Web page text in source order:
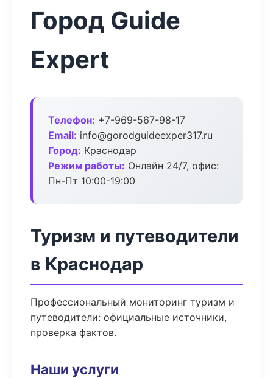
Город Guide
Expert
Телефон: +7-969-567-98-17
Email: info@gorodguideexper317.ru
Город: Краснодар
Режим работы: Онлайн 24/7, офис:
Пн-Пт 10:00-19:00
Туризм и путеводители
в Краснодар
Профессиональный мониторинг туризм и
путеводители: официальные источники,
проверка фактов.
Наши услуги